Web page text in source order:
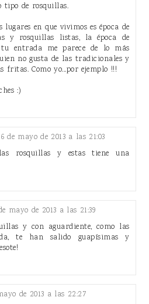
tipo de rosquillas.
lugares en que vivimos es época de
y rosquillas listas, la época de
entrada me parece de lo más
no gusta de las tradicionales y
fritas. Como yo...por ejemplo !!!
:)
de mayo de 2013 a las 21:03
rosquillas y estas tiene una
mayo de 2013 a las 21:39
y con aguardiente, como las
te han salido guapísimas y
de 2013 a las 22:27